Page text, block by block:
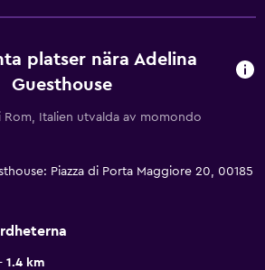
platser nära Adelina
Guesthouse
Rom, Italien utvalda av momondo
Piazza di Porta Maggiore 20, 00185
1.4 km